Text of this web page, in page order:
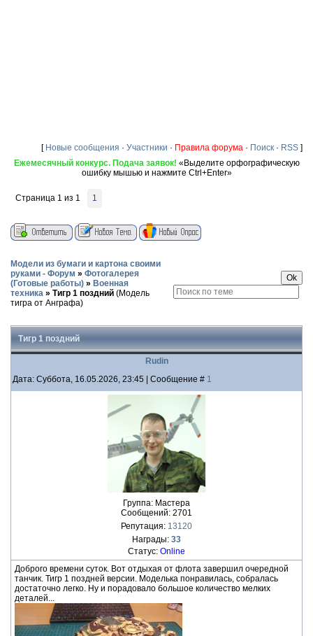
[ Новые сообщения · Участники · Правила форума · Поиск · RSS ]
Ежемесячный конкурс. Подача заявок! «Выделите орфографическую
ошибку мышью и нажмите Ctrl+Enter»
Страница 1 из 1 1
Модели из бумаги и картона своими
руками - Форум » Фотогалерея
(Готовые работы) » Военная
техника » Тигр 1 поздний (Модель
тигра от Анграфа)
Тигр 1 поздний
Rudin
Дата: Суббота, 16.05.2026, 23:45 | Сообщение # 1
Группа: Мастера
Сообщений: 2701
Репутация: 13120
Награды: 33
Статус: Online
Доброго времени суток. Вот отдыхая от флота завершил очередной
танчик. Тигр 1 поздней версии. Моделька понравилась, собралась
достаточно легко. Ну и порадовало большое количество мелких
деталей...